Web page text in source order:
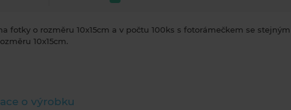
fotky o rozměru 10x15cm a v počtu 100ks s fotorámečkem se stejným
10x15cm.
o výrobku